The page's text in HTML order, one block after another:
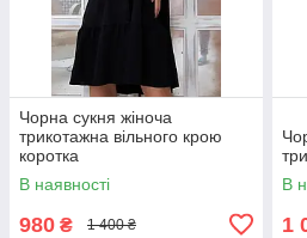
Чорна сукня жіноча
трикотажна вільного крою
коротка
В наявності
980 ₴ 1 400 ₴
В
1